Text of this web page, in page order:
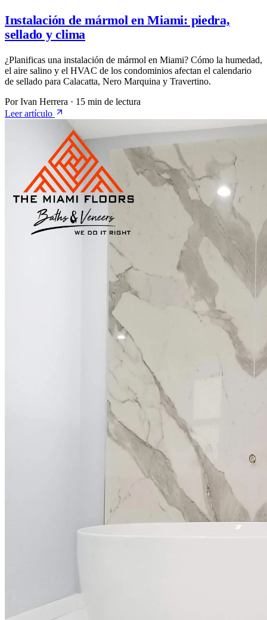
Instalación de mármol en Miami: piedra,
sellado y clima
¿Planificas una instalación de mármol en Miami? Cómo la humedad,
el aire salino y el HVAC de los condominios afectan el calendario
de sellado para Calacatta, Nero Marquina y Travertino.
Por Ivan Herrera · 15 min de lectura
Leer artículo